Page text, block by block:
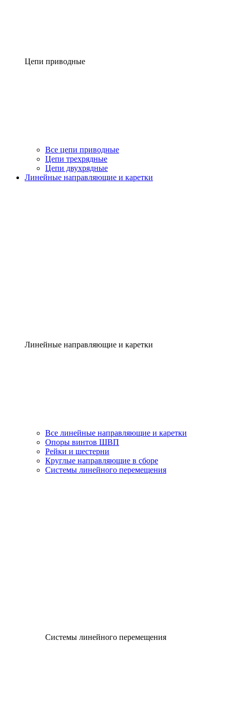
Цепи приводные
Все цепи приводные
Цепи трехрядные
Цепи двухрядные
Линейные направляющие и каретки
Линейные направляющие и каретки
Все линейные направляющие и каретки
Опоры винтов ШВП
Рейки и шестерни
Круглые направляющие в сборе
Системы линейного перемещения
Системы линейного перемещения